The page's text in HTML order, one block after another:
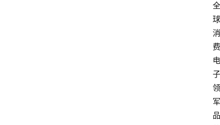
全
球
消
费
电
子
领
军
品